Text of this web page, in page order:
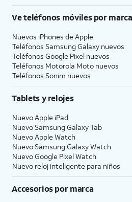
Ve teléfonos móviles por marca
Nuevos iPhones de Apple
Teléfonos Samsung Galaxy nuevos
Teléfonos Google Pixel nuevos
Teléfonos Motorola Moto nuevos
Teléfonos Sonim nuevos
Tablets y relojes
Nuevo Apple iPad
Nuevo Samsung Galaxy Tab
Nuevo Apple Watch
Nuevo Samsung Galaxy Watch
Nuevo Google Pixel Watch
Nuevo reloj inteligente para niños
Accesorios por marca